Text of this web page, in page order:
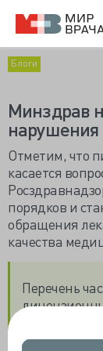
Блоги
Минздрав
нарушения
Отметим, что
касается
порядков и
обращения
качества
Перечень